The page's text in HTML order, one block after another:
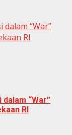
“War”
RI
“War”
RI